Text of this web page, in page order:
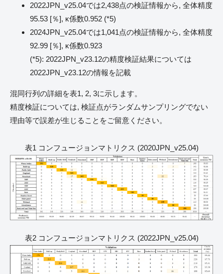
2022JPN_v25.04では2,438点の検証情報から, 全体精度
95.53 [％], κ係数0.952 (*5)
2024JPN_v25.04では1,041点の検証情報から, 全体精度
92.99 [％], κ係数0.923
(*5): 2022JPN_v23.12の精度検証結果については
2022JPN_v23.12の情報を記載
混同行列の詳細を表1, 2, 3に示します。
精度検証については, 検証点がランダムサンプリングでない
理由等で誤差が生じることをご留意ください。
表1 コンフュージョンマトリクス (2020JPN_v25.04)
表2 コンフュージョンマトリクス (2022JPN_v25.04)